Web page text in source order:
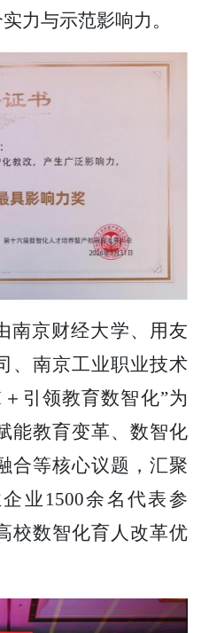
力与示范影响力。
南京财经大学、用友
、南京工业职业技术
引领教育数智化”为
能教育变革、数智化
合等核心议题，汇聚
业1500余名代表参
校数智化育人改革优